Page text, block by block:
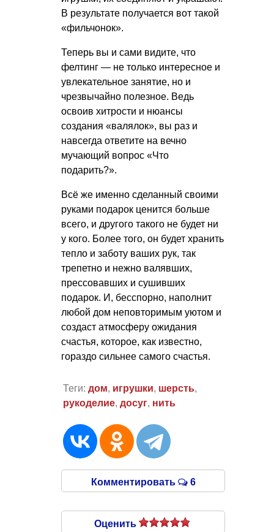
В результате получается вот такой
«фильчонок».
Теперь вы и сами видите, что
фелтинг — не только интересное и
увлекательное занятие, но и
чрезвычайно полезное. Ведь
освоив хитрости и нюансы
создания «валялок», вы раз и
навсегда ответите на вечно
мучающий вопрос «Что
подарить?».
Всё же именно сделанный своими
руками подарок ценится больше
всего, и другого такого не будет ни
у кого. Более того, он будет хранить
тепло и заботу ваших рук, так
трепетно и нежно валявших,
прессовавших и сушивших
подарок. И, бесспорно, наполнит
любой дом неповторимым уютом и
создаст атмосферу ожидания
счастья, которое, как известно,
гораздо сильнее самого счастья.
Теги: дом, игрушки, шерсть,
рукоделие, досуг, нить
Комментировать 6
Оценить